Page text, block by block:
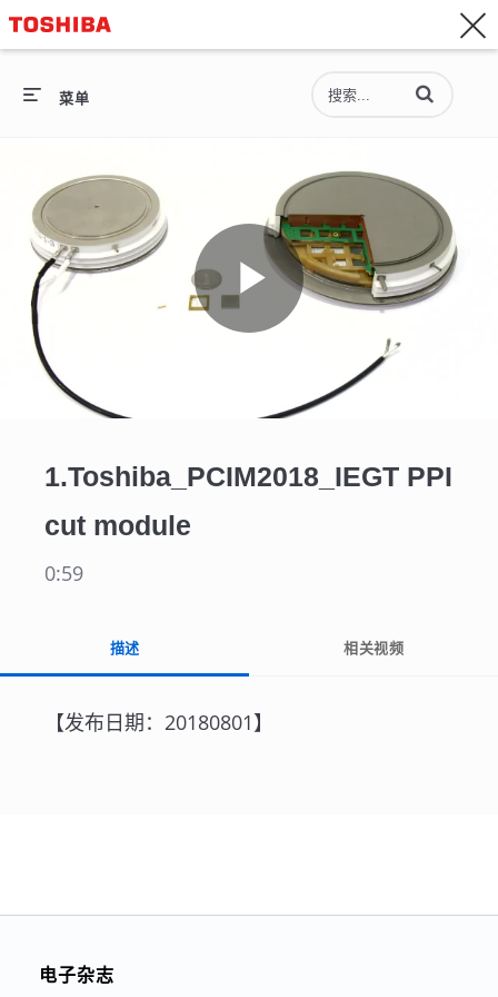
网站首页
半导体
存储产品
公司信息
菜单 输入术语以搜索
Play
1.Toshiba_PCIM2018_IEGT PPI
cut module
0:59
描述 相关视频
【发布日期：20180801】
电子杂志